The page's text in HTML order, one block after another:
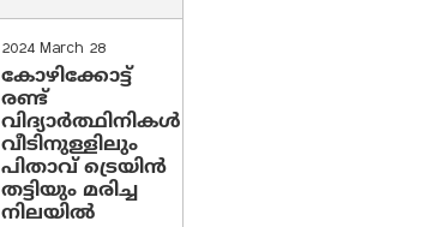
2024 March 28
കോഴിക്കോട്ട്
രണ്ട്
വിദ്യാർത്ഥിനികൾ
വീടിനുള്ളിലും
പിതാവ് ട്രെയിൻ
തട്ടിയും മരിച്ച
നിലയിൽ